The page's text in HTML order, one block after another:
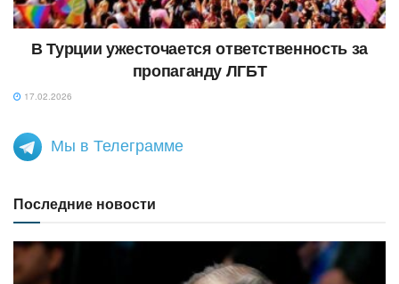
В Турции ужесточается ответственность за
пропаганду ЛГБТ
17.02.2026
Мы в Телеграмме
Последние новости